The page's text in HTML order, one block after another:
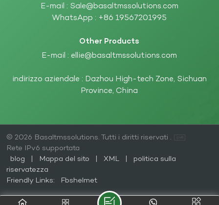
E-mail : Sale@basaltmssolutions.com
WhatsApp : +86 19567201995
Other Products
E-mail : ellie@basaltmssolutions.com
indirizzo aziendale : Dazhou High-tech Zone, Sichuan
Province, China
© 2026 Basaltmssolutions. Tutti i diritti riservati .
Rete IPv6 supportata
blog
| Mappa del sito | XML |
politica sulla
riservatezza
Friendly Links:
Fbshelmet